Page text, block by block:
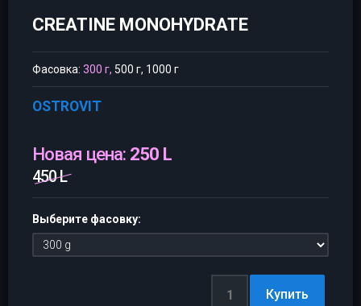
CREATINE MONOHYDRATE
Фасовка: 300 г, 500 г, 1000 г
OSTROVIT
Новая цена: 250 L
450 L
Выберите фасовку: